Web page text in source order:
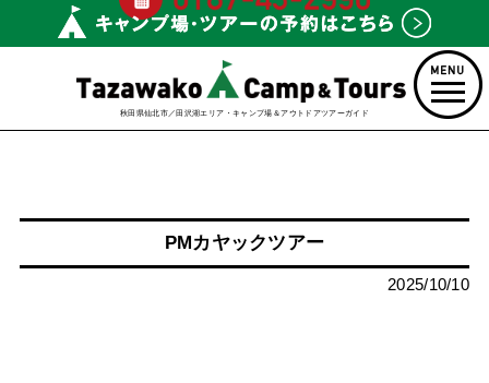
秋田県仙北市／田沢湖エリア・キャンプ場＆アウトドアツアーガイド
PMカヤックツアー
2025/10/10